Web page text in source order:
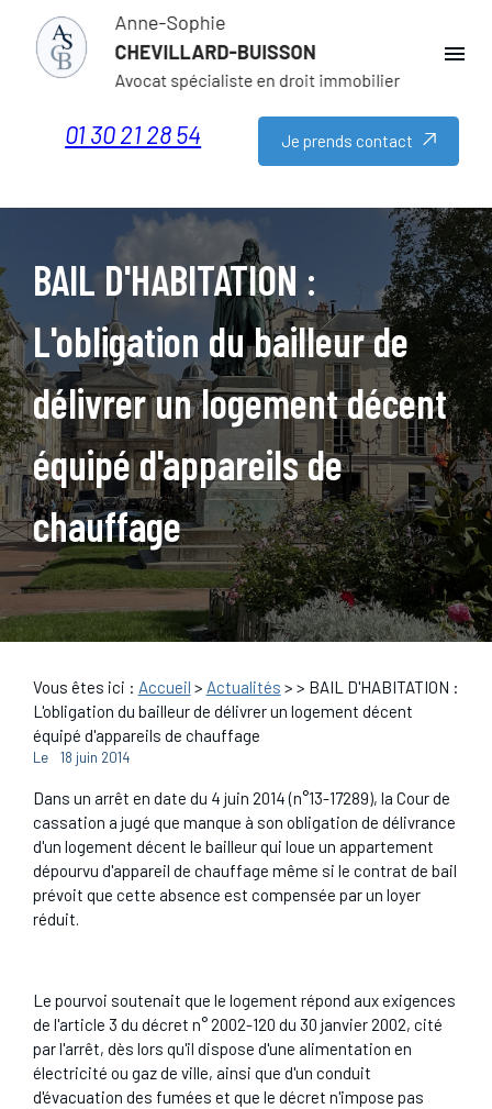
menu
01 30 21 28 54 Je prends contact
BAIL D'HABITATION :
L'obligation du bailleur de
délivrer un logement décent
équipé d'appareils de
chauffage
Vous êtes ici : Accueil > Actualités > > BAIL D'HABITATION :
L'obligation du bailleur de délivrer un logement décent
équipé d'appareils de chauffage
Le 18 juin 2014
Dans un arrêt en date du 4 juin 2014 (n°13-17289), la Cour de
cassation a jugé que manque à son obligation de délivrance
d'un logement décent le bailleur qui loue un appartement
dépourvu d'appareil de chauffage même si le contrat de bail
prévoit que cette absence est compensée par un loyer
réduit.
Le pourvoi soutenait que le logement répond aux exigences
de l'article 3 du décret n° 2002-120 du 30 janvier 2002, cité
par l'arrêt, dès lors qu'il dispose d'une alimentation en
électricité ou gaz de ville, ainsi que d'un conduit
d'évacuation des fumées et que le décret n'impose pas
Panneau de gestion des cookies